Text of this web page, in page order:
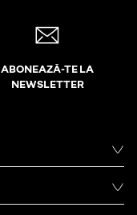
ABONEAZĂ-TE LA
NEWSLETTER